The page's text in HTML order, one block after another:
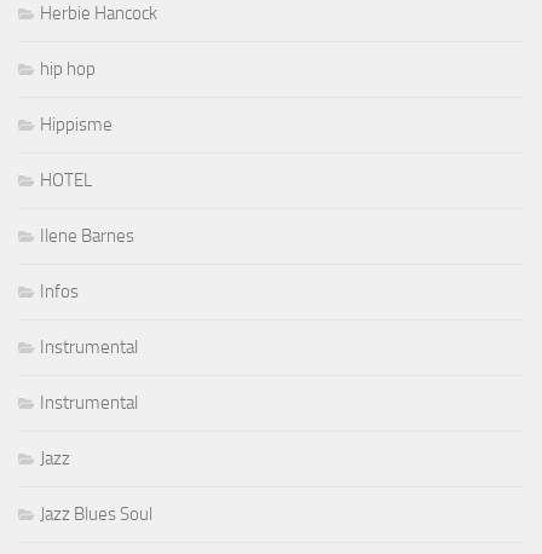
Herbie Hancock
hip hop
Hippisme
HOTEL
Ilene Barnes
Infos
Instrumental
Instrumental
Jazz
Jazz Blues Soul